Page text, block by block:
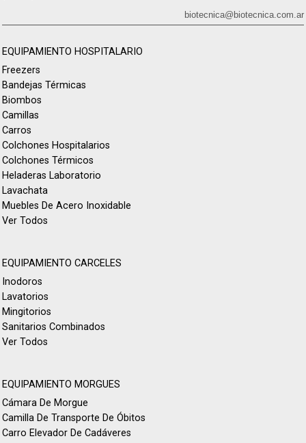
biotecnica@biotecnica.com.ar
EQUIPAMIENTO HOSPITALARIO
Freezers
Bandejas Térmicas
Biombos
Camillas
Carros
Colchones Hospitalarios
Colchones Térmicos
Heladeras Laboratorio
Lavachata
Muebles De Acero Inoxidable
Ver Todos
EQUIPAMIENTO CARCELES
Inodoros
Lavatorios
Mingitorios
Sanitarios Combinados
Ver Todos
EQUIPAMIENTO MORGUES
Cámara De Morgue
Camilla De Transporte De Óbitos
Carro Elevador De Cadáveres